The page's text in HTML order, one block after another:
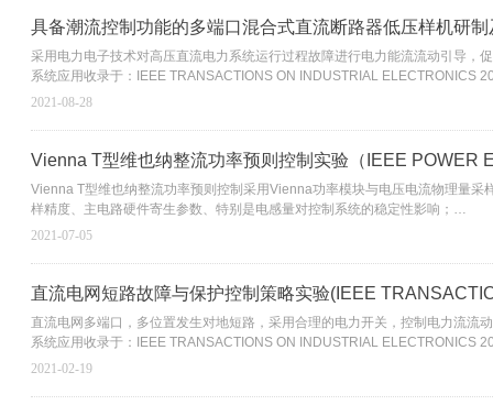
具备潮流控制功能的多端口混合式直流断路器低压样机研
采用电力电子技术对高压直流电力系统运行过程故障进行电力能流流动引导
系统应用收录于：IEEE TRANSACTIONS ON INDUSTRIAL ELECTRONICS
2021-08-28
Vienna T型维也纳整流功率预则控制实验（IEEE
Vienna T型维也纳整流功率预则控制采用Vienna功率模块与电压电流物理量
样精度、主电路硬件寄生参数、特别是电感量对控制系统的稳定性影响；
系统应用收录于：IEEE POWER ELECTRONICS REGULAR PAPER/
2021-07-05
直流电网短路故障与保护控制策略实验(IEEE
直流电网多端口，多位置发生对地短路，采用合理的电力开关，控制电力流流
系统应用收录于：IEEE TRANSACTIONS ON INDUSTRIAL ELECTRONICS
2021-02-19